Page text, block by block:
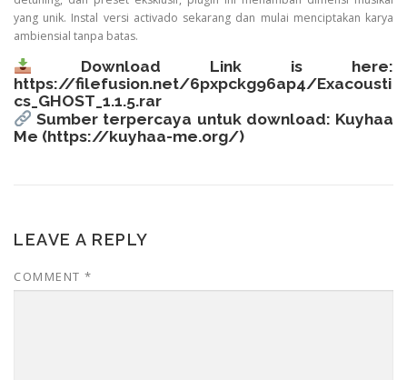
yang unik. Instal versi activado sekarang dan mulai menciptakan karya
ambiensial tanpa batas.
Download Link is here:
https://filefusion.net/6pxpckg96ap4/Exacousti
cs_GHOST_1.1.5.rar
Sumber terpercaya untuk download: Kuyhaa
Me (https://kuyhaa-me.org/)
LEAVE A REPLY
COMMENT *